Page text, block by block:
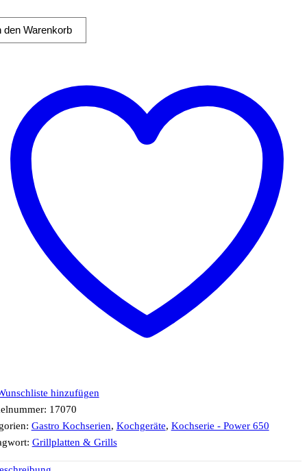
796x555mm
den Warenkorb
hinzufügen
17070
Gastro Kochserien, Kochgeräte, Kochserie - Power 650
Grillplatten & Grills